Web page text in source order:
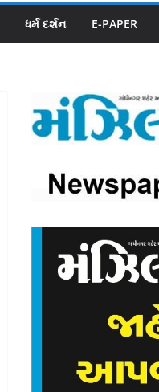
ધર્મ દર્શન E-PAPER